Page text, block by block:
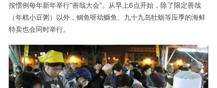
按惯例每年新年举行“善哉大会”。从早上6点开始，除了限定善哉
（年糕小豆粥）以外，鲷鱼呀幼鰤鱼、九十九岛牡蛎等应季的海鲜
特卖也会同时举行。